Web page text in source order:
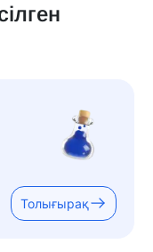
Толығырақ